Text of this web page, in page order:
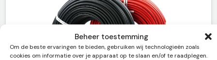
Beheer toestemming
Om de beste ervaringen te bieden, gebruiken wij technologieën zoals
cookies om informatie over je apparaat op te slaan en/of te raadplegen.